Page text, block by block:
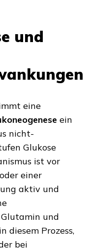
und
eine
ein
nicht-
Glukose
ist vor
einer
aktiv und
und
diesem Prozess,
bei